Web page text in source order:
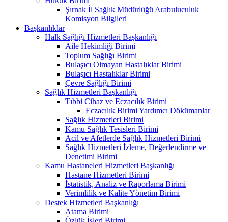
Şırnak İl Sağlık Müdürlüğü Arabuluculuk
Komisyon Bilgileri
Başkanlıklar
Halk Sağlığı Hizmetleri Başkanlığı
Aile Hekimliği Birimi
Toplum Sağlığı Birimi
Bulaşıcı Olmayan Hastalıklar Birimi
Bulaşıcı Hastalıklar Birimi
Çevre Sağlığı Birimi
Sağlık Hizmetleri Başkanlığı
Tıbbi Cihaz ve Eczacılık Birimi
Eczacılık Birimi Yardımcı Dökümanlar
Sağlık Hizmetleri Birimi
Kamu Sağlık Tesisleri Birimi
Acil ve Afetlerde Sağlık Hizmetleri Birimi
Sağlık Hizmetleri İzleme, Değerlendirme ve
Denetimi Birimi
Kamu Hastaneleri Hizmetleri Başkanlığı
Hastane Hizmetleri Birimi
İstatistik, Analiz ve Raporlama Birimi
Verimlilik ve Kalite Yönetim Birimi
Destek Hizmetleri Başkanlığı
Atama Birimi